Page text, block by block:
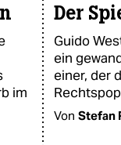
im
Der
Guido
ein
einer, der
Von Stefan